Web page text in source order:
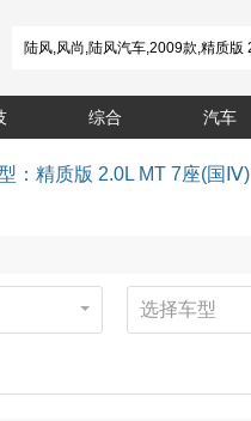
综合 汽车
：精质版 2.0L MT 7座(国Ⅳ)
选择车型